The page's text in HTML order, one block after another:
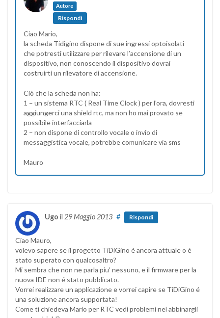
Autore
Rispondi
Ciao Mario,
la scheda Tidigino dispone di sue ingressi optoisolati
che potresti utilizzare per rilevare l’accensione di un
dispositivo, non conoscendo il dispositivo dovrai
costruirti un rilevatore di accensione.
Ciò che la scheda non ha:
1 – un sistema RTC ( Real Time Clock ) per l’ora, dovresti
aggiungerci una shield rtc, ma non ho mai provato se
possibile interfacciarla
2 – non dispone di controllo vocale o invio di
messaggistica vocale, potrebbe comunicare via sms
Mauro
Ugo il 29 Maggio 2013 # Rispondi
Ciao Mauro,
volevo sapere se il progetto TiDiGino é ancora attuale o é
stato superato con qualcosaltro?
Mi sembra che non ne parla piu’ nessuno, e il firmware per la
nuova IDE non é stato pubblicato.
Vorrei realizzare un applicazione e vorrei capire se TiDiGino é
una soluzione ancora supportata!
Come ti chiedeva Mario per RTC vedi problemi nel abbinargli